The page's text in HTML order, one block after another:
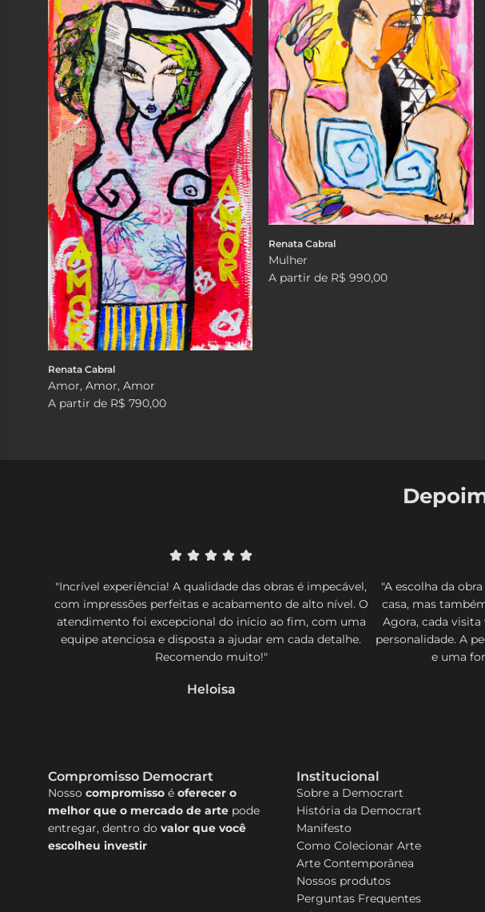
Renata Cabral
Amor, Amor, Amor
A partir de R$ 790,00
Renata Cabral
Mulher
A partir de R$ 990,00
"Incrível experiência! A qualidade das obras é impecável,
com impressões perfeitas e acabamento de alto nível. O
atendimento foi excepcional do início ao fim, com uma
equipe atenciosa e disposta a ajudar em cada detalhe.
Recomendo muito!"
Heloisa
"A escolha da
casa, mas
Agora, cada
personalidade. A
e uma
Compromisso Democrart
Nosso compromisso é oferecer o
melhor que o mercado de arte pode
entregar, dentro do valor que você
escolheu investir
Institucional
Sobre a Democrart
História da Democrart
Manifesto
Como Colecionar Arte
Arte Contemporânea
Nossos produtos
Perguntas Frequentes